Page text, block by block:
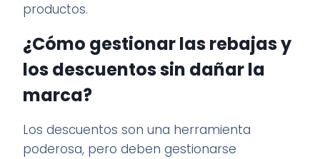
productos.
¿Cómo gestionar las rebajas y
los descuentos sin dañar la
marca?
Los descuentos son una herramienta
poderosa, pero deben gestionarse